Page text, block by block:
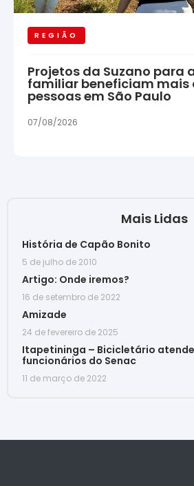
REGIÃO
Projetos da Suzano para
familiar beneficiam mais
pessoas em São Paulo
07/08/2026
Mais Lidas
História de Capão Bonito
5 de julho de 2010
Artigo: Onde iremos?
16 de setembro de 2022
Amizade
24 de fevereiro de 2025
Itapetininga – Bicicletário
funcionários do Senac
11 de março de 2022